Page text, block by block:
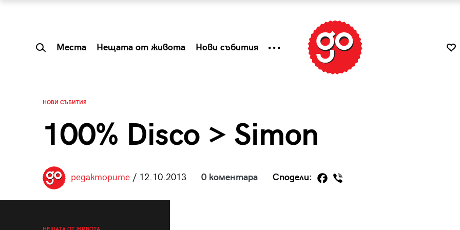
Места Нещата от живота Нови събития
НОВИ СЪБИТИЯ
100% Disco > Simon
редакторите/ 12.10.2013 0 коментара Сподели: